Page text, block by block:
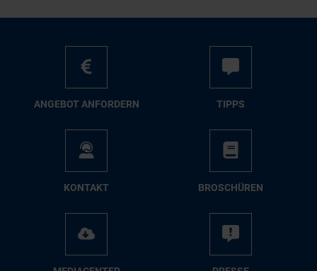
AN­GE­BOT AN­FOR­DERN TIPPS
KON­TAKT BRO­SCHÜ­REN